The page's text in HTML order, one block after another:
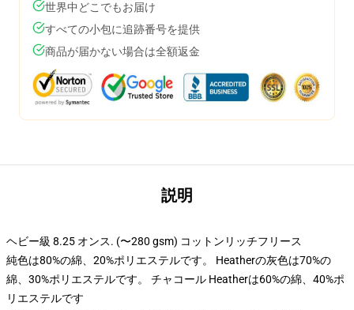
世界中どこでもお届け
すべての小包に追跡番号を提供
商品が届かない場合は全額返金
説明
ヘビー級 8.25 オンス. (〜280 gsm) コットンリッチフリース
純色は80%の綿、20%ポリエステルです。 Heatherの灰色は70%の
綿、30%ポリエステルです。 チャコール Heatherは60%の綿、40%ポ
リエステルです